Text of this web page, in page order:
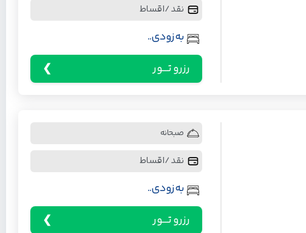
نقد / اقساط
به زودی..
رزرو تـــور
صبحانه
نقد / اقساط
به زودی..
رزرو تـــور